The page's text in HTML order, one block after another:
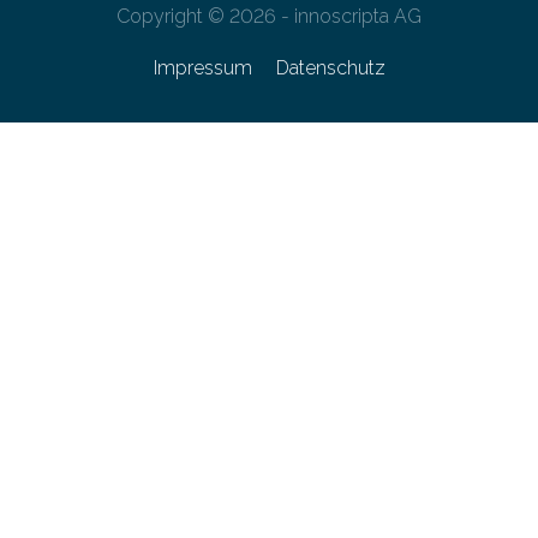
Copyright © 2026 - innoscripta AG
Impressum Datenschutz